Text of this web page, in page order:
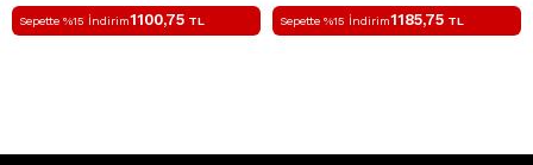
Sepette %15 İndirim1100,75 TL Sepette %15 İndirim1185,75 TL